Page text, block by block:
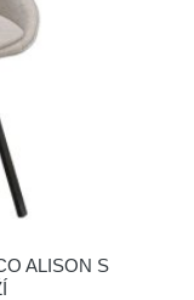
ALISON S